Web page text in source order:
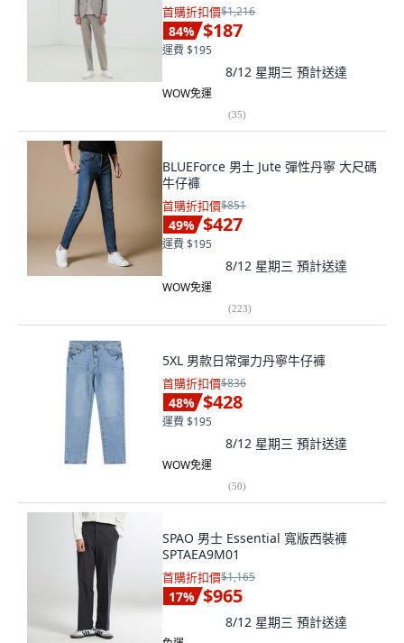
首購折扣價$1,216
84% $187
運費 $195
8/12 星期三 預計送達
WOW免運
(35)
BLUEForce 男士 Jute 彈性丹寧 大尺碼
牛仔褲
首購折扣價$851
49% $427
運費 $195
8/12 星期三 預計送達
WOW免運
(223)
5XL 男款日常彈力丹寧牛仔褲
首購折扣價$836
48% $428
運費 $195
8/12 星期三 預計送達
WOW免運
(50)
SPAO 男士 Essential 寬版西裝褲
SPTAEA9M01
首購折扣價$1,165
17% $965
8/12 星期三 預計送達